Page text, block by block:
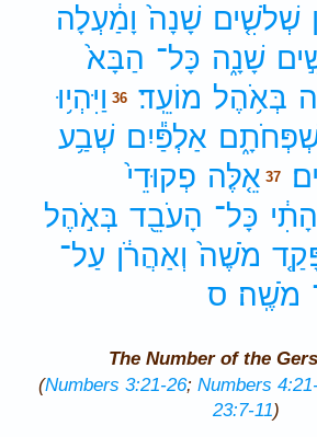
שְׁלֹשִׁ֤ים שָׁנָה֙ וָמַ֔עְלָה
שָׁנָ֑ה כָּל־ הַבָּא֙
בְּאֹ֥הֶל מוֹעֵֽד׃ 36 וַיִּהְי֥וּ
אַלְפַּ֕יִם שְׁבַ֥ע
37 אֵ֤לֶּה פְקוּדֵי֙
כָּל־ הָעֹבֵ֖ד בְּאֹ֣הֶל
מֹשֶׁה֙ וְאַהֲרֹ֔ן עַל־
מֹשֶֽׁה׃ ס
The Number of the
(Numbers 3:21-26; Numbers
23:7-11)